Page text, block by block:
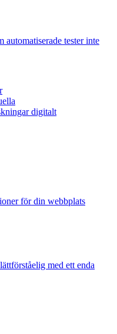
automatiserade tester inte
digitalt
för din webbplats
med ett enda